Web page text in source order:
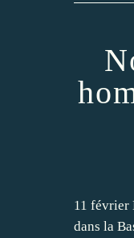
11 février
dans la